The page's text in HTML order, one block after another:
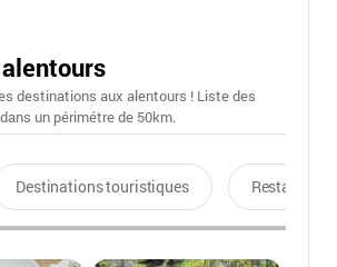
destinations aux alentours ! Liste des
un périmétre de 50km.
Destinations touristiques Restaurants